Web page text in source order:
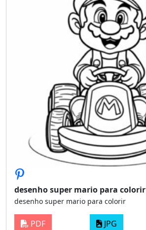
desenho super mario para colorir
desenho super mario para colorir
PDF JPG